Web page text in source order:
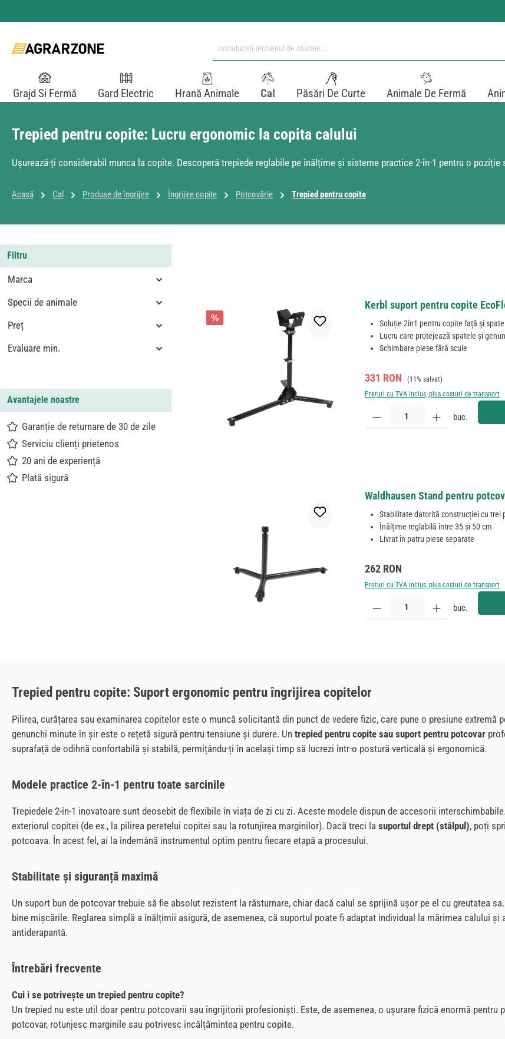
Grajd Si Fermă Gard Electric Hrană Animale Cal Păsări De Curte Animale De Fermă
Trepied pentru copite: Lucru ergonomic la copita calului
Ușurează-ți considerabil munca la copite. Descoperă trepiede reglabile pe înălțime și sisteme practice 2-în-1 pentru o poziție
Acasă Cal Produse de îngrijire Îngrijire copite Potcovărie Trepied pentru copite
Filtru
Marca
Specii de animale
Preț
Evaluare min.
Avantajele noastre
Garanție de returnare de 30 de zile
Serviciu clienți prietenos
20 ani de experiență
Plată sigură
%
Kerbl suport pentru copite
Soluție 2în1 pentru copite față și spate
Lucru care protejează spatele și
Schimbare piese fără scule
Preț de vânzare:
331 RON Preț obișnuit:
(11% salvat)
Prețuri cu TVA inclus, plus costuri de transport
Cantitate produs: Introduceți cantitatea
buc.
Waldhausen Stand pentru
Stabilitate datorită construcției cu trei
Înălțime reglabilă între 35 și 50 cm
Livrat în patru piese separate
Preț obișnuit:
262 RON
Prețuri cu TVA inclus, plus costuri de transport
Cantitate produs: Introduceți cantitatea
buc.
Trepied pentru copite: Suport ergonomic pentru îngrijirea copitelor
Pilirea, curățarea sau examinarea copitelor este o muncă solicitantă din punct de vedere fizic, care pune o presiune
genunchi minute în șir este o rețetă sigură pentru tensiune și durere. Un trepied pentru copite sau suport pentru potcovar
suprafață de odihnă confortabilă și stabilă, permițându-ți în același timp să lucrezi într-o postură verticală și ergonomică.
Modele practice 2-în-1 pentru toate sarcinile
Trepiedele 2-în-1 inovatoare sunt deosebit de flexibile în viața de zi cu zi. Aceste modele dispun de accesorii interschimbabile.
exteriorul copitei (de ex., la pilirea peretelui copitei sau la rotunjirea marginilor). Dacă treci la suportul drept (stâlpul), poți
potcoava. În acest fel, ai la îndemână instrumentul optim pentru fiecare etapă a procesului.
Stabilitate și siguranță maximă
Un suport bun de potcovar trebuie să fie absolut rezistent la răsturnare, chiar dacă calul se sprijină ușor pe el cu greutatea
bine mișcările. Reglarea simplă a înălțimii asigură, de asemenea, că suportul poate fi adaptat individual la mărimea calului
antiderapantă.
Întrebări frecvente
Cui i se potrivește un trepied pentru copite?
Un trepied nu este util doar pentru potcovarii sau îngrijitorii profesioniști. Este, de asemenea, o ușurare fizică enormă
potcovar, rotunjesc marginile sau potrivesc încălțămintea pentru copite.